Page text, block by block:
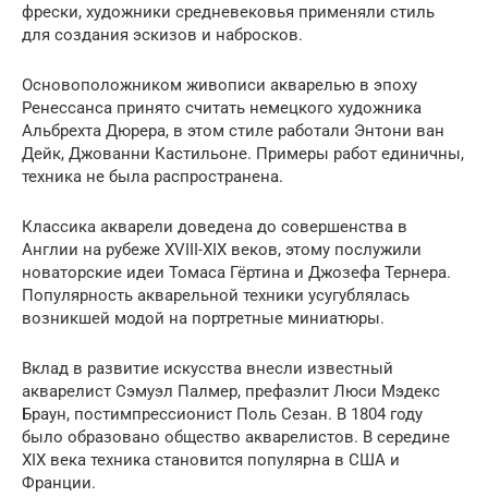
фрески, художники средневековья применяли стиль
для создания эскизов и набросков.
Основоположником живописи акварелью в эпоху
Ренессанса принято считать немецкого художника
Альбрехта Дюрера, в этом стиле работали Энтони ван
Дейк, Джованни Кастильоне. Примеры работ единичны,
техника не была распространена.
Классика акварели доведена до совершенства в
Англии на рубеже XVIII-XIX веков, этому послужили
новаторские идеи Томаса Гёртина и Джозефа Тернера.
Популярность акварельной техники усугублялась
возникшей модой на портретные миниатюры.
Вклад в развитие искусства внесли известный
акварелист Сэмуэл Палмер, префаэлит Люси Мэдекс
Браун, постимпрессионист Поль Сезан. В 1804 году
было образовано общество акварелистов. В середине
XIX века техника становится популярна в США и
Франции.